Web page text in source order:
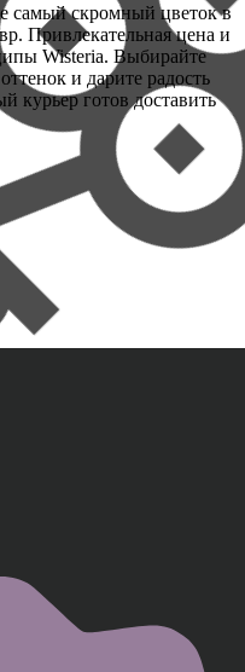
самый скромный цветок в
Привлекательная цена и
Wisteria. Выбирайте
и дарите радость
готов доставить